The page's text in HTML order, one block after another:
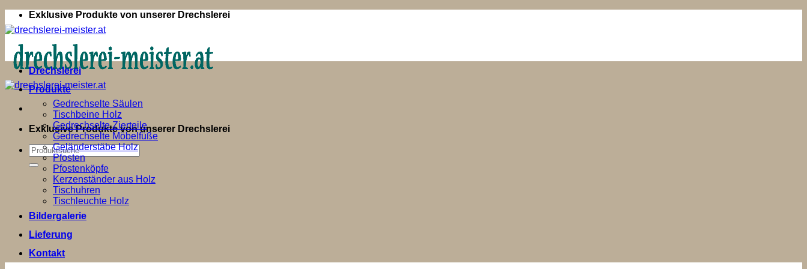
Zum
Inhalt
springen
Exklusive Produkte von unserer Drechslerei
Exklusive Produkte von unserer Drechslerei
Suchen
nach:
Drechslerei
Produkte
Gedrechselte Säulen
Tischbeine Holz
Gedrechselte Zierteile
Gedrechselte Möbelfüße
Geländerstäbe Holz
Pfosten
Pfostenköpfe
Kerzenständer aus Holz
Tischuhren
Tischleuchte Holz
Bildergalerie
Lieferung
Kontakt